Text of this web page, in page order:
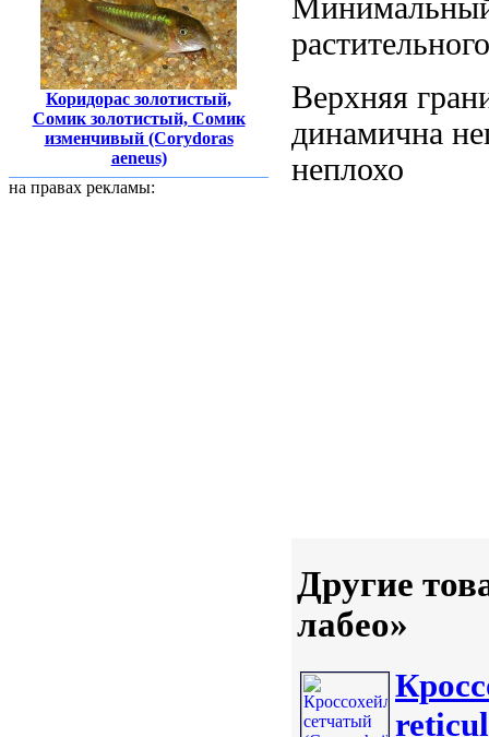
Коридорас золотистый,
Сомик золотистый, Сомик
изменчивый (Corydoras
aeneus)
на правах рекламы:
Верхняя
динамична
неплохо
Другие
лабео»